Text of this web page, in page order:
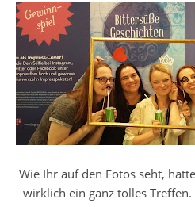
Wie Ihr auf den Fotos seht,
wirklich ein ganz tolles